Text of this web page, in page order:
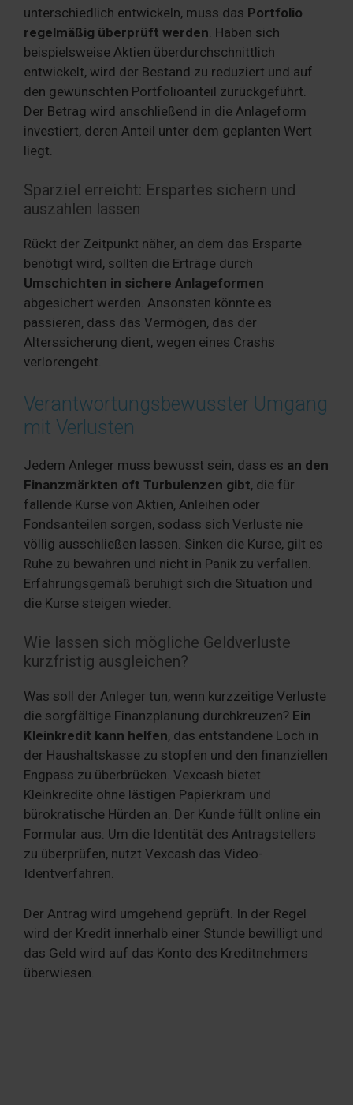
unterschiedlich entwickeln, muss das Portfolio
regelmäßig überprüft werden . Haben sich
beispielsweise Aktien überdurchschnittlich
entwickelt, wird der Bestand zu reduziert und auf
den gewünschten Portfolioanteil zurückgeführt.
Der Betrag wird anschließend in die Anlageform
investiert, deren Anteil unter dem geplanten Wert
liegt.
Sparziel erreicht: Erspartes sichern und
auszahlen lassen
Rückt der Zeitpunkt näher, an dem das Ersparte
benötigt wird, sollten die Erträge durch
Umschichten in sichere Anlageformen
abgesichert werden. Ansonsten könnte es
passieren, dass das Vermögen, das der
Alterssicherung dient, wegen eines Crashs
verlorengeht.
Verantwortungsbewusster Umgang
mit Verlusten
Jedem Anleger muss bewusst sein, dass es an den
Finanzmärkten oft Turbulenzen gibt, die für
fallende Kurse von Aktien, Anleihen oder
Fondsanteilen sorgen, sodass sich Verluste nie
völlig ausschließen lassen. Sinken die Kurse, gilt es
Ruhe zu bewahren und nicht in Panik zu verfallen.
Erfahrungsgemäß beruhigt sich die Situation und
die Kurse steigen wieder.
Wie lassen sich mögliche Geldverluste
kurzfristig ausgleichen?
Was soll der Anleger tun, wenn kurzzeitige Verluste
die sorgfältige Finanzplanung durchkreuzen? Ein
Kleinkredit kann helfen, das entstandene Loch in
der Haushaltskasse zu stopfen und den finanziellen
Engpass zu überbrücken. Vexcash bietet
Kleinkredite ohne lästigen Papierkram und
bürokratische Hürden an. Der Kunde füllt online ein
Formular aus. Um die Identität des Antragstellers
zu überprüfen, nutzt Vexcash das Video-
Identverfahren.
Der Antrag wird umgehend geprüft. In der Regel
wird der Kredit innerhalb einer Stunde bewilligt und
das Geld wird auf das Konto des Kreditnehmers
überwiesen.